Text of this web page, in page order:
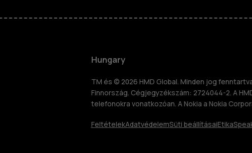
Okostelefonok
Klasszikus
Tartozékok
Táblagépek
Hungary
TM és © 2026 HMD Global. Minden jog
Finnország. Cégjegyzékszám: 2724044-2. A
telefonokra vonatkozóan. A Nokia a Nokia
FeltételekAdatvédelemSüti beállításaiEtika